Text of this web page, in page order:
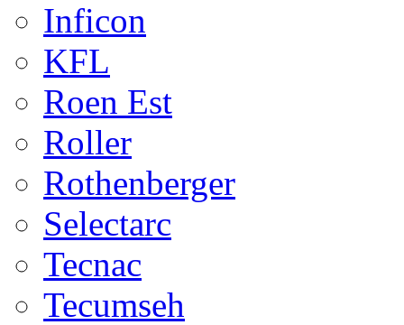
Inficon
KFL
Roen Est
Roller
Rothenberger
Selectarc
Tecnac
Tecumseh